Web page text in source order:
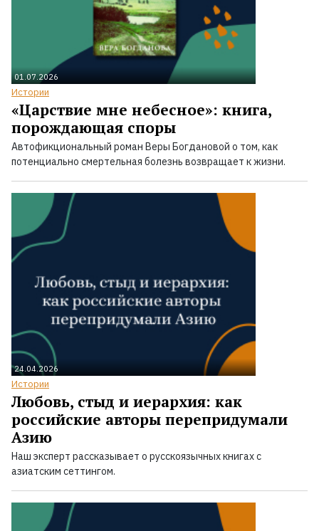
01.07.2026
Истории
«Царствие мне небесное»: книга,
порождающая споры
Автофикциональный роман Веры Богдановой о том, как
потенциально смертельная болезнь возвращает к жизни.
24.04.2026
Истории
Любовь, стыд и иерархия: как
российские авторы перепридумали
Азию
Наш эксперт рассказывает о русскоязычных книгах с
азиатским сеттингом.